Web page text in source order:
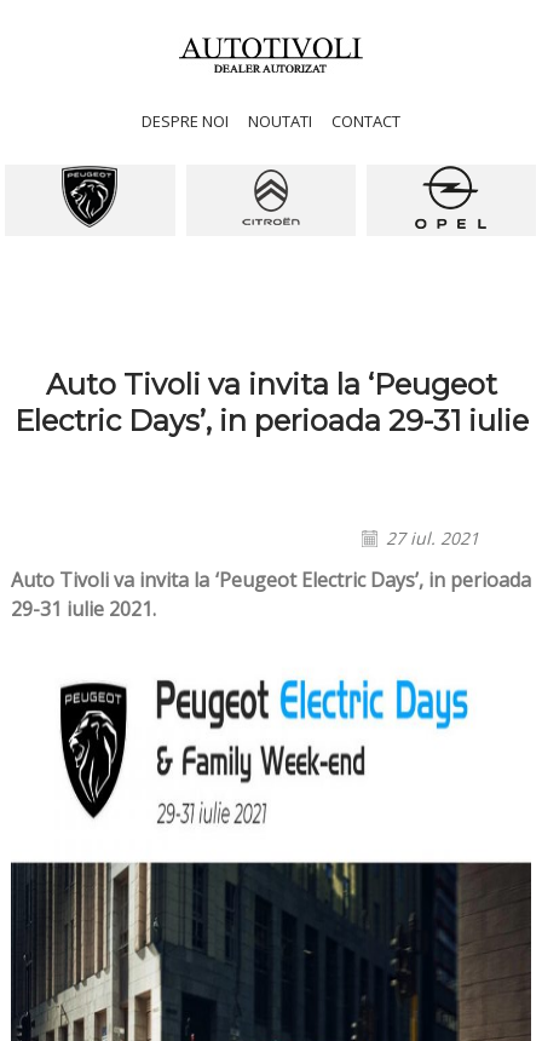
DESPRE NOI NOUTATI CONTACT
Auto Tivoli va invita la ‘Peugeot
Electric Days’, in perioada 29-31 iulie
27 iul. 2021
Auto Tivoli va invita la ‘Peugeot Electric Days’, in perioada
29-31 iulie 2021.